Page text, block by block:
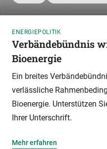
ENERGIEPOLITIK
Verbändebündnis
Bioenergie
Ein breites
verlässliche
Bioenergie. Unterstützen
Ihrer Unterschrift.
Mehr erfahren